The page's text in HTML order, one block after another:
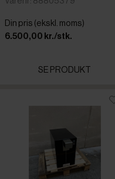
Din pris (ekskl. moms)
6.500,00 kr./stk.
SE PRODUKT